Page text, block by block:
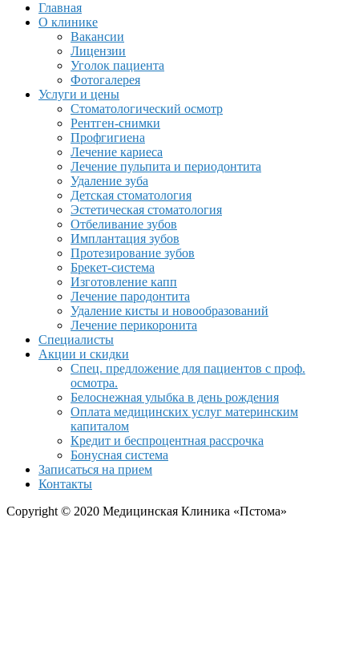
Главная
О клинике
Вакансии
Лицензии
Уголок пациента
Фотогалерея
Услуги и цены
Стоматологический осмотр
Рентген-снимки
Профгигиена
Лечение кариеса
Лечение пульпита и периодонтита
Удаление зуба
Детская стоматология
Эстетическая стоматология
Отбеливание зубов
Имплантация зубов
Протезирование зубов
Брекет-система
Изготовление капп
Лечение пародонтита
Удаление кисты и новообразований
Лечение перикоронита
Специалисты
Акции и скидки
Спец. предложение для пациентов с проф.
осмотра.
Белоснежная улыбка в день рождения
Оплата медицинских услуг материнским
капиталом
Кредит и беспроцентная рассрочка
Бонусная система
Записаться на прием
Контакты
Copyright © 2020 Медицинская Клиника «Пстома»